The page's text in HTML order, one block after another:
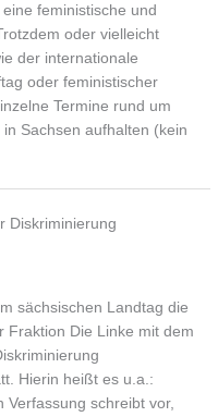
feministische und
oder vielleicht
der internationale
oder feministischer
Termine rund um
Sachsen aufhalten (kein
Diskriminierung
sächsischen Landtag die
Fraktion Die Linke mit dem
Hierin heißt es u.a.:
Verfassung schreibt vor,